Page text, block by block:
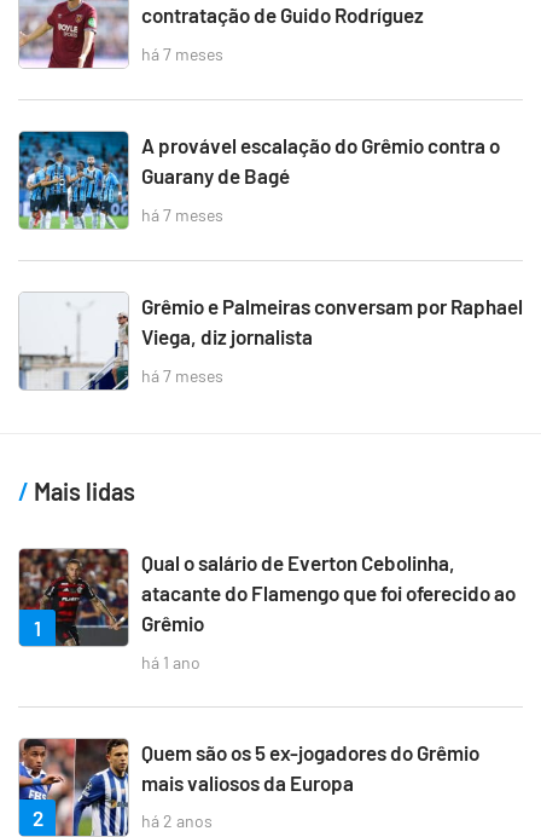
contratação de Guido Rodríguez
há 7 meses
A provável escalação do Grêmio contra o
Guarany de Bagé
há 7 meses
Grêmio e Palmeiras conversam por Raphael
Viega, diz jornalista
há 7 meses
Mais lidas
1
Qual o salário de Everton Cebolinha,
atacante do Flamengo que foi oferecido ao
Grêmio
há 1 ano
2
Quem são os 5 ex-jogadores do Grêmio
mais valiosos da Europa
há 2 anos